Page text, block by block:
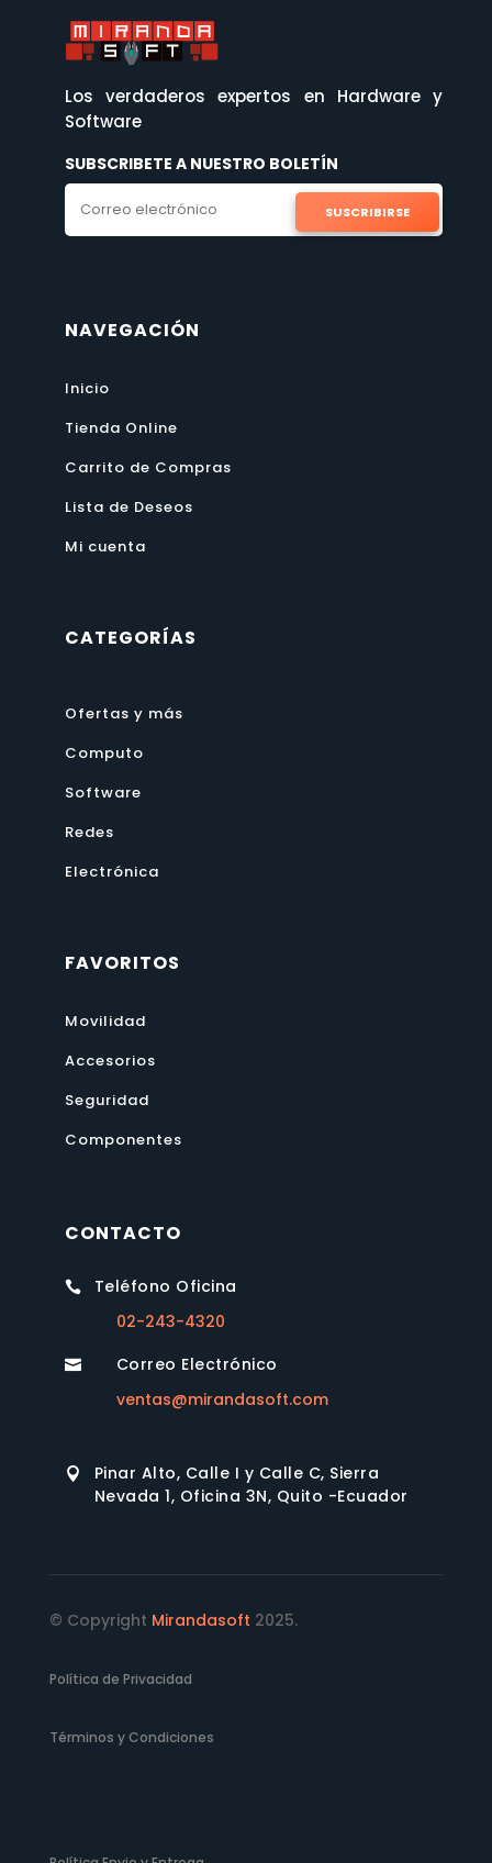
Los verdaderos expertos en Hardware y
Software
SUBSCRIBETE A NUESTRO BOLETÍN
SUSCRIBIRSE
NAVEGACIÓN
Inicio
Tienda Online
Carrito de Compras
Lista de Deseos
Mi cuenta
CATEGORÍAS
Ofertas y más
Computo
Software
Redes
Electrónica
FAVORITOS
Movilidad
Accesorios
Seguridad
Componentes
CONTACTO

Teléfono Oficina
02-243-4320

Correo Electrónico
ventas@mirandasoft.com

Pinar Alto, Calle I y Calle C, Sierra
Nevada 1, Oficina 3N, Quito -Ecuador
© Copyright Mirandasoft 2025.
Política de Privacidad
Términos y Condiciones